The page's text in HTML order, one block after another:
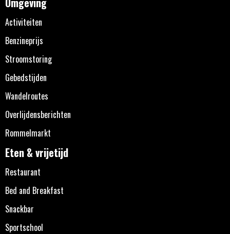
Activiteiten
Benzineprijs
Stroomstoring
Gebedstijden
Wandelroutes
Overlijdensberichten
Rommelmarkt
Eten & vrijetijd
Restaurant
Bed and Breakfast
Snackbar
Sportschool